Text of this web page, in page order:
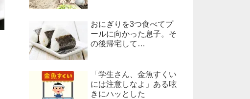
おにぎりを3つ食べてプ
ールに向かった息子。そ
の後帰宅して…
「学生さん、金魚すくい
には注意しなよ」ある呟
きにハッとした